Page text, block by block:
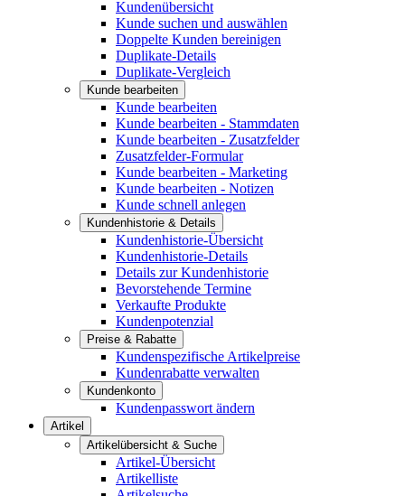
Kundenübersicht
Kunde suchen und auswählen
Doppelte Kunden bereinigen
Duplikate-Details
Duplikate-Vergleich
Kunde bearbeiten
Kunde bearbeiten
Kunde bearbeiten - Stammdaten
Kunde bearbeiten - Zusatzfelder
Zusatzfelder-Formular
Kunde bearbeiten - Marketing
Kunde bearbeiten - Notizen
Kunde schnell anlegen
Kundenhistorie & Details
Kundenhistorie-Übersicht
Kundenhistorie-Details
Details zur Kundenhistorie
Bevorstehende Termine
Verkaufte Produkte
Kundenpotenzial
Preise & Rabatte
Kundenspezifische Artikelpreise
Kundenrabatte verwalten
Kundenkonto
Kundenpasswort ändern
Artikel
Artikelübersicht & Suche
Artikel-Übersicht
Artikelliste